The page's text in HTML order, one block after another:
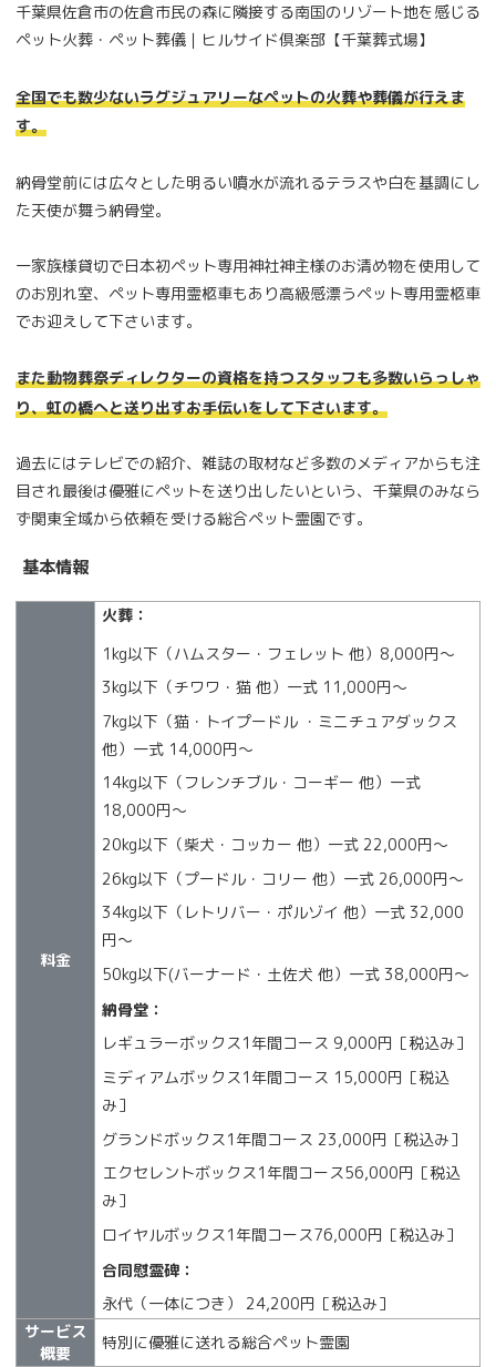
千葉県佐倉市の佐倉市民の森に隣接する南国のリゾート地を感じる
ペット火葬・ペット葬儀｜ヒルサイド倶楽部【千葉葬式場】
全国でも数少ないラグジュアリーなペットの火葬や葬儀が行えま
す。
納骨堂前には広々とした明るい噴水が流れるテラスや白を基調にし
た天使が舞う納骨堂。
一家族様貸切で日本初ペット専用神社神主様のお清め物を使用して
のお別れ室、ペット専用霊柩車もあり高級感漂うペット専用霊柩車
でお迎えして下さいます。
また動物葬祭ディレクターの資格を持つスタッフも多数いらっしゃ
り、虹の橋へと送り出すお手伝いをして下さいます。
過去にはテレビでの紹介、雑誌の取材など多数のメディアからも注
目され最後は優雅にペットを送り出したいという、千葉県のみなら
ず関東全域から依頼を受ける総合ペット霊園です。
基本情報
料金
火葬：
1kg以下（ハムスター・フェレット 他）8,000円〜
3kg以下（チワワ・猫 他）一式 11,000円〜
7kg以下（猫・トイプードル ・ミニチュアダックス
他）一式 14,000円〜
14kg以下（フレンチブル・コーギー 他）一式
18,000円〜
20kg以下（柴犬・コッカー 他）一式 22,000円〜
26kg以下（プードル・コリー 他）一式 26,000円〜
34kg以下（レトリバー・ポルゾイ 他）一式 32,000
円〜
50kg以下(バーナード・土佐犬 他）一式 38,000円〜
納骨堂：
レギュラーボックス1年間コース 9,000円［税込み］
ミディアムボックス1年間コース 15,000円［税込
み］
グランドボックス1年間コース 23,000円［税込み］
エクセレントボックス1年間コース56,000円［税込
み］
ロイヤルボックス1年間コース76,000円［税込み］
合同慰霊碑：
永代（一体につき） 24,200円［税込み］
サービス
概要
特別に優雅に送れる総合ペット霊園